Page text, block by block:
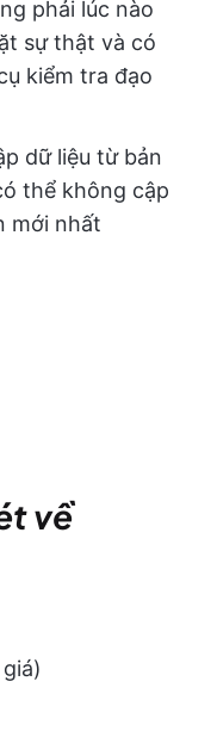
phải lúc nào
sự thật và có
kiểm tra đạo
dữ liệu từ bản
thể không cập
mới nhất
về